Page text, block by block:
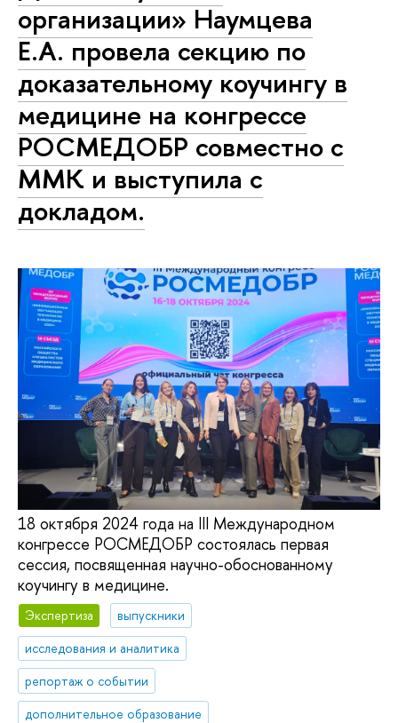
организации» Наумцева
Е.А. провела секцию по
доказательному коучингу в
медицине на конгрессе
РОСМЕДОБР совместно с
ММК и выступила с
докладом.
18 октября 2024 года на III Международном
конгрессе РОСМЕДОБР состоялась первая
сессия, посвященная научно-обоснованному
коучингу в медицине.
Экспертиза
выпускники
исследования и аналитика
репортаж о событии
дополнительное образование